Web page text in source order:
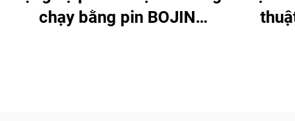
chạy bằng pin BOJIN